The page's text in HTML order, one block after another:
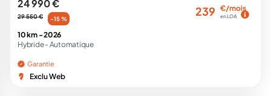
24 990 €
29 550 € -15 %
239 €/mois
en LOA
10 km -2026
Hybride - Automatique
Garantie
Exclu Web